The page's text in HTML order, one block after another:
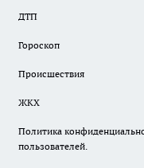
ДТП
Гороскоп
Происшествия
ЖКХ
Политика
пользователей.